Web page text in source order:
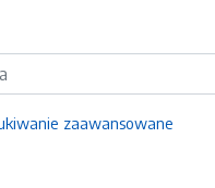
zaawansowane